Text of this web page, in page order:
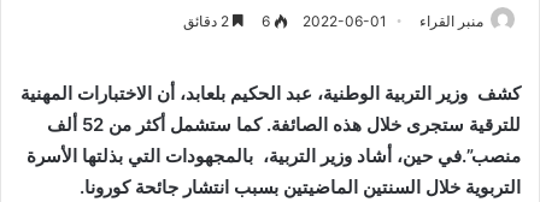
منبر القراء 2022-06-01
6
كشف وزير التربية الوطنية، عبد الحكيم بلعابد، أن الاختبارات المهنية
للترقية ستجرى خلال هذه الصائفة. كما ستشمل أكثر من 52 ألف
منصب”.في حين، أشاد وزير التربية، بالمجهودات التي بذلتها الأسرة
التربوية خلال السنتين الماضيتين بسبب انتشار جائحة كورونا.